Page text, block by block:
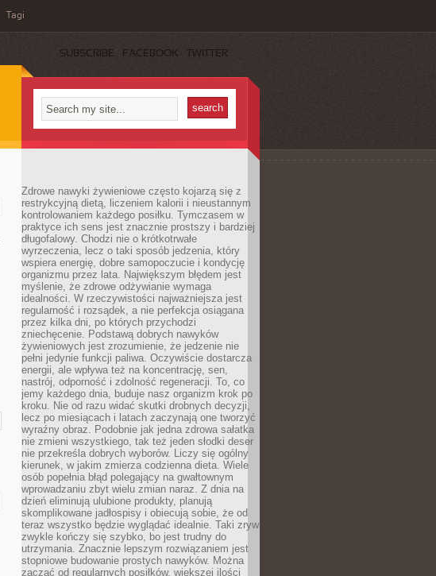
Tagi
SUBSCRIBE FACEBOOK TWITTER
Zdrowe nawyki żywieniowe często kojarzą się z
restrykcyjną dietą, liczeniem kalorii i nieustannym
kontrolowaniem każdego posiłku. Tymczasem w
praktyce ich sens jest znacznie prostszy i bardziej
długofalowy. Chodzi nie o krótkotrwałe
wyrzeczenia, lecz o taki sposób jedzenia, który
wspiera energię, dobre samopoczucie i kondycję
organizmu przez lata. Największym błędem jest
myślenie, że zdrowe odżywianie wymaga
idealności. W rzeczywistości najważniejsza jest
regularność i rozsądek, a nie perfekcja osiągana
przez kilka dni, po których przychodzi
zniechęcenie. Podstawą dobrych nawyków
żywieniowych jest zrozumienie, że jedzenie nie
pełni jedynie funkcji paliwa. Oczywiście dostarcza
energii, ale wpływa też na koncentrację, sen,
nastrój, odporność i zdolność regeneracji. To, co
jemy każdego dnia, buduje nasz organizm krok po
kroku. Nie od razu widać skutki drobnych decyzji,
lecz po miesiącach i latach zaczynają one tworzyć
wyraźny obraz. Podobnie jak jedna zdrowa sałatka
nie zmieni wszystkiego, tak też jeden słodki deser
nie przekreśla dobrych wyborów. Liczy się ogólny
kierunek, w jakim zmierza codzienna dieta. Wiele
osób popełnia błąd polegający na gwałtownym
wprowadzaniu zbyt wielu zmian naraz. Z dnia na
dzień eliminują ulubione produkty, planują
skomplikowane jadłospisy i obiecują sobie, że od
teraz wszystko będzie wyglądać idealnie. Taki zryw
zwykle kończy się szybko, bo jest trudny do
utrzymania. Znacznie lepszym rozwiązaniem jest
stopniowe budowanie prostych nawyków. Można
zacząć od regularnych posiłków, większej ilości